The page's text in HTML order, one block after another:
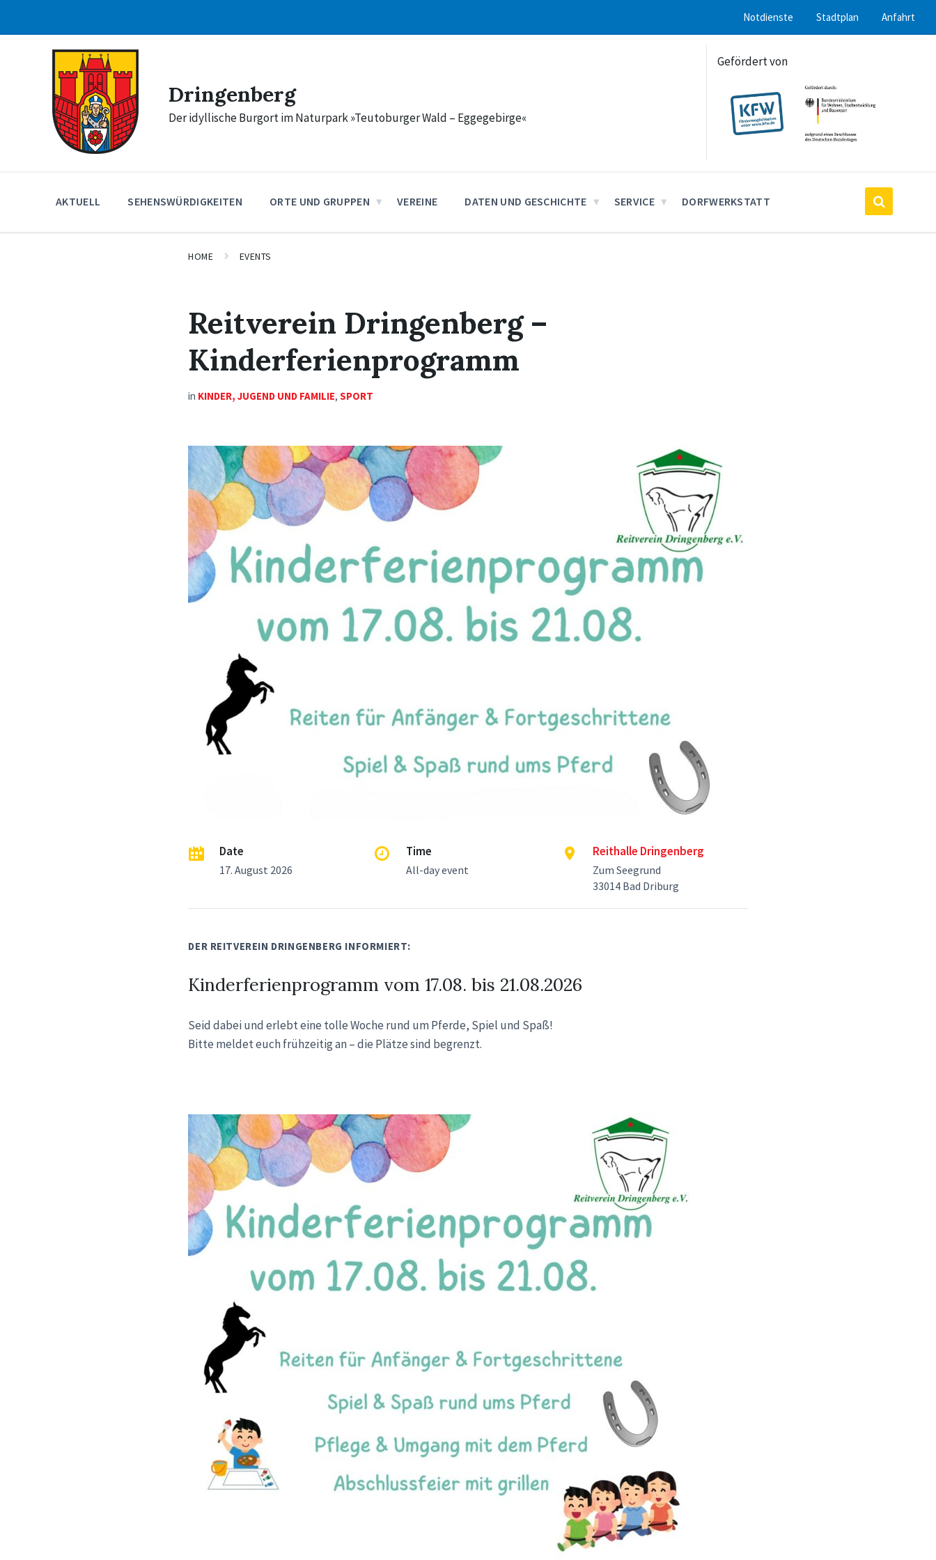
content
main
footer
Notdienste Stadtplan Anfahrt
Dringenberg
Der idyllische Burgort im Naturpark »Teutoburger Wald – Eggegebirge«
Gefördert von
AKTUELL SEHENSWÜRDIGKEITEN ORTE UND GRUPPEN VEREINE DATEN UND GESCHICHTE SERVICE DORFWERKSTATT
HOME EVENTS
Reitverein Dringenberg –
Kinderferienprogramm
in KINDER, JUGEND UND FAMILIE,SPORT
Date
17. August 2026
Time
All-day event
Reithalle Dringenberg
Zum Seegrund
33014 Bad Driburg
DER REITVEREIN DRINGENBERG INFORMIERT:
Kinderferienprogramm vom 17.08. bis 21.08.2026
Seid dabei und erlebt eine tolle Woche rund um Pferde, Spiel und Spaß!
Bitte meldet euch frühzeitig an – die Plätze sind begrenzt.